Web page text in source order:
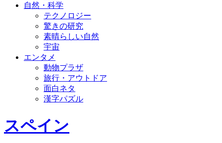
自然・科学
テクノロジー
驚きの研究
素晴らしい自然
宇宙
エンタメ
動物プラザ
旅行・アウトドア
面白ネタ
漢字パズル
スペイン